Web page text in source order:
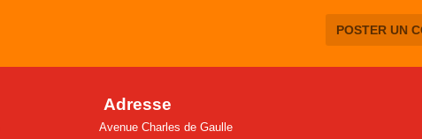
Adresse
Avenue Charles de Gaulle